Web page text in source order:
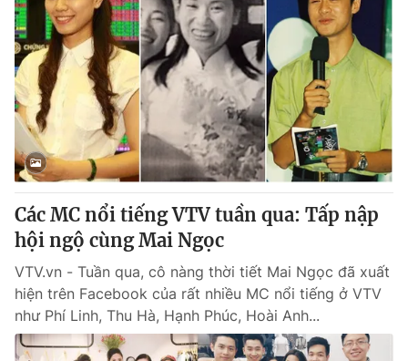
Các MC nổi tiếng VTV tuần qua: Tấp nập
hội ngộ cùng Mai Ngọc
VTV.vn - Tuần qua, cô nàng thời tiết Mai Ngọc đã xuất
hiện trên Facebook của rất nhiều MC nổi tiếng ở VTV
như Phí Linh, Thu Hà, Hạnh Phúc, Hoài Anh...